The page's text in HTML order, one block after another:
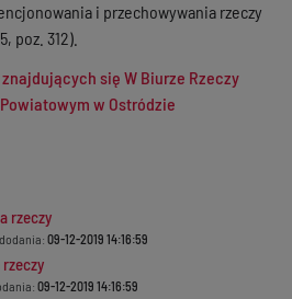
i przechowywania rzeczy
poz. 312).
się W Biurze Rzeczy
w Ostródzie
rzeczy
09-12-2019 14:16:59
09-12-2019 14:16:59